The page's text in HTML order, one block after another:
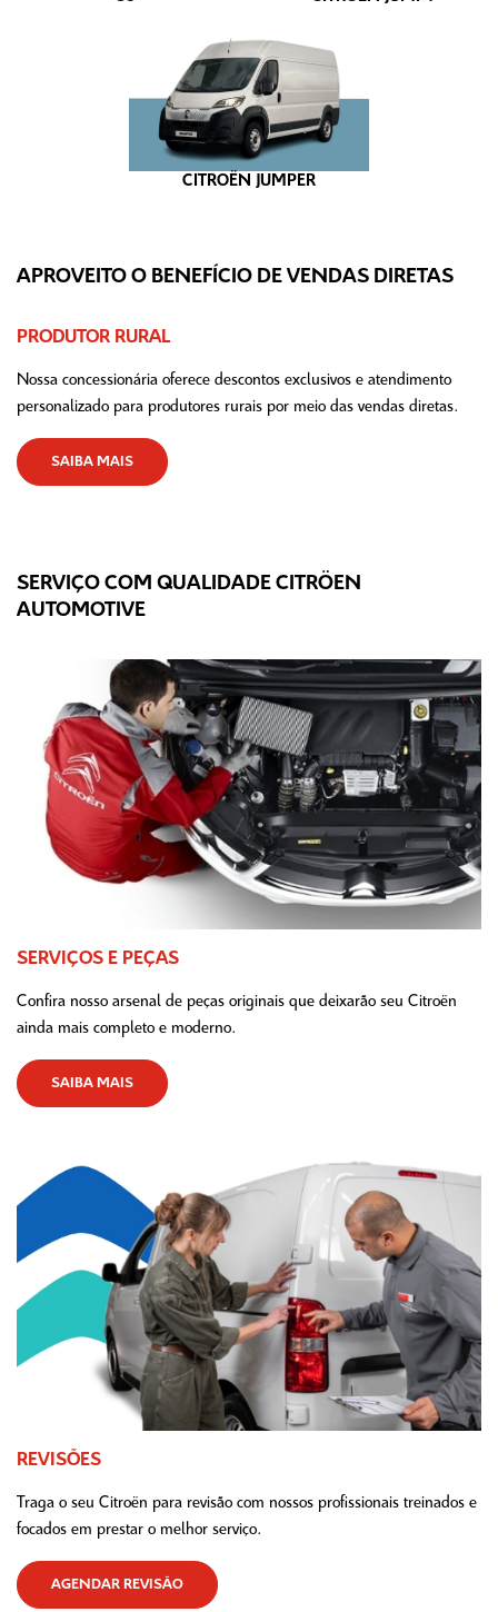
CITROËN JUMPER
APROVEITO O BENEFÍCIO DE VENDAS DIRETAS
PRODUTOR RURAL
Nossa concessionária oferece descontos exclusivos e atendimento
personalizado para produtores rurais por meio das vendas diretas.
SAIBA MAIS
SERVIÇO COM QUALIDADE CITRÖEN
AUTOMOTIVE
SERVIÇOS E PEÇAS
Confira nosso arsenal de peças originais que deixarão seu Citroën
ainda mais completo e moderno.
SAIBA MAIS
REVISÕES
Traga o seu Citroën para revisão com nossos profissionais treinados e
focados em prestar o melhor serviço.
AGENDAR REVISÃO